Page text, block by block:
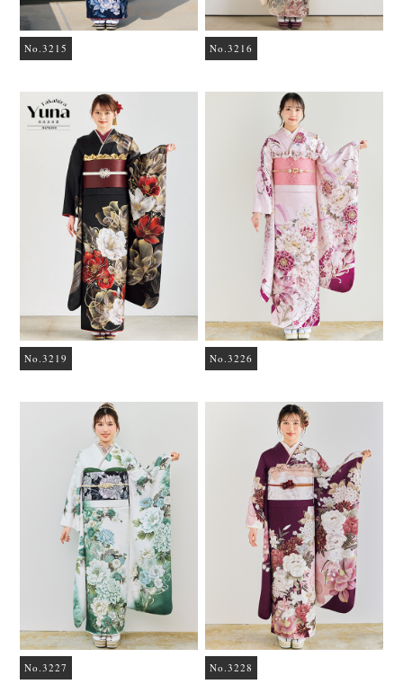
No.3215 No.3216
No.3219 No.3226
No.3227 No.3228